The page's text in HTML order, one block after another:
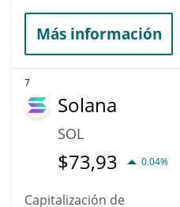
Más información
7
Solana
SOL
$73,93 0.04%
Capitalización de